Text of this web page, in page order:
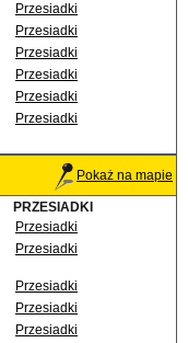
Przesiadki
Przesiadki
Przesiadki
Przesiadki
Przesiadki
Przesiadki
Pokaż na mapie
PRZESIADKI
Przesiadki
Przesiadki
Przesiadki
Przesiadki
Przesiadki